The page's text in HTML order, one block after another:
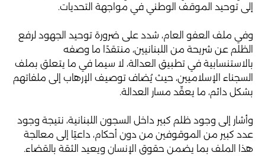
إلى توحيد الموقف الوطني في مواجهة التحديات.
وفي ملف العفو العام، شدد على ضرورة توحيد الجهود لرفع
الظلم عن شريحة من اللبنانيين، منتقدًا ما وصفه
بالاستنسابية في تطبيق العدالة، لا سيما في ما يتعلق بملف
السجناء الإسلاميين، حيث يُضاف توصيف الإرهاب إلى ملفاتهم
بشكل دائم، ما يعقّد مسار العدالة.
وأشار إلى وجود ظلم كبير داخل السجون اللبنانية، نتيجة وجود
عدد كبير من الموقوفين من دون أحكام، داعيًا إلى معالجة
هذا الملف بما يضمن حقوق الإنسان ويعيد الثقة بالقضاء.